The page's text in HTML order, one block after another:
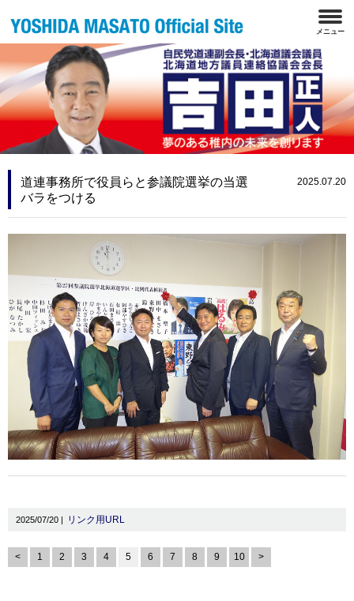
道連事務所で役員らと参議院選挙の当選
バラをつける
2025.07.20
2025/07/20 | リンク用URL
< 1 2 3 4 5 6 7 8 9 10 >